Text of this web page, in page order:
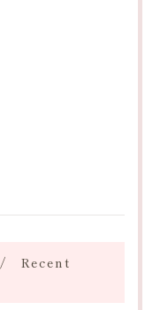
Recent